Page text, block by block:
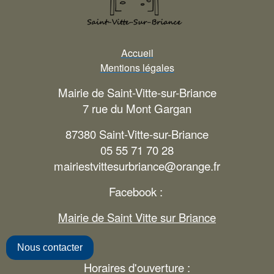
Accueil
Mentions légales
Mairie de Saint-Vitte-sur-Briance
7 rue du Mont Gargan
87380 Saint-Vitte-sur-Briance
05 55 71 70 28
mairiestvittesurbriance@orange.fr
Facebook :
Mairie de Saint Vitte sur Briance
Nous contacter
Horaires d'ouverture :